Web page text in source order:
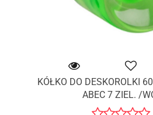
KÓŁKO DO DESKOROLKI
ABEC 7 ZIEL. /